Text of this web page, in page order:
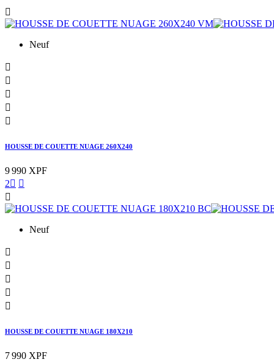

Neuf





HOUSSE DE COUETTE NUAGE 260X240
9 990 XPF
2 

Neuf





HOUSSE DE COUETTE NUAGE 180X210
7 990 XPF